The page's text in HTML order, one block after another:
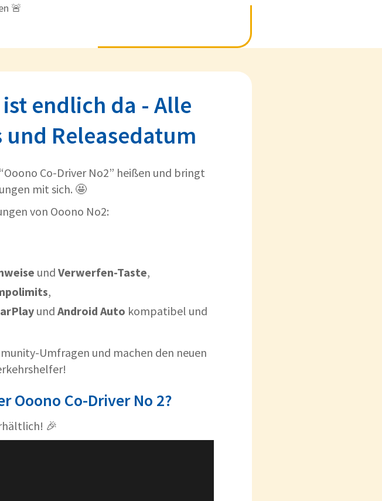
🚨
endlich da - Alle
Releasedatum
Co-Driver No2” heißen und bringt
mit sich. 🤩
von Ooono No2:
und Verwerfen-Taste,
,
und Android Auto kompatibel und
Umfragen und machen den neuen
Ooono Co-Driver No 2?
🎉